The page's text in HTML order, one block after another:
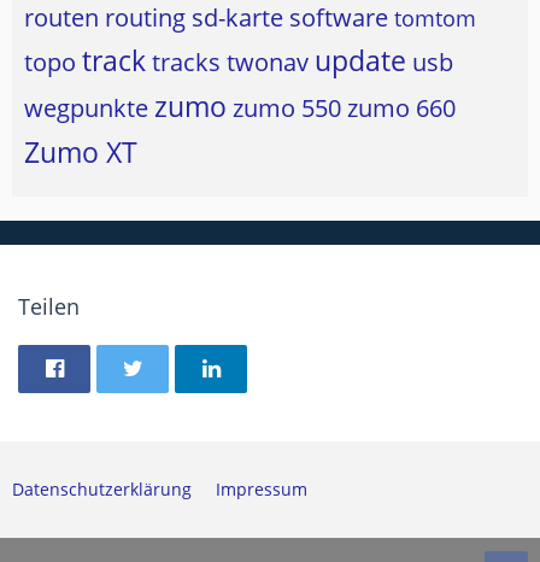
routen routing sd-karte software tomtom
topo tracktracks twonav update usb
wegpunkte zumo zumo 550zumo 660
Zumo XT
Teilen
Datenschutzerklärung Impressum